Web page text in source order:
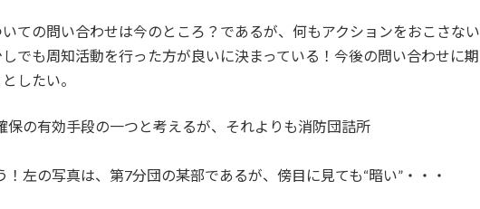
いての問い合わせは今のところ？であるが、何もアクションをおこさない
でも周知活動を行った方が良いに決まっている！今後の問い合わせに期
したい。
保の有効手段の一つと考えるが、それよりも消防団詰所
左の写真は、第7分団の某部であるが、傍目に見ても“暗い”・・・